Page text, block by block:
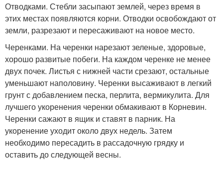
Отводками. Стебли засыпают землей, через время в
этих местах появляются корни. Отводки освобождают от
земли, разрезают и пересаживают на новое место.
Черенками. На черенки нарезают зеленые, здоровые,
хорошо развитые побеги. На каждом черенке не менее
двух почек. Листья с нижней части срезают, остальные
уменьшают наполовину. Черенки высаживают в легкий
грунт с добавлением песка, перлита, вермикулита. Для
лучшего укоренения черенки обмакивают в Корневин.
Черенки сажают в ящик и ставят в парник. На
укоренение уходит около двух недель. Затем
необходимо пересадить в рассадочную грядку и
оставить до следующей весны.